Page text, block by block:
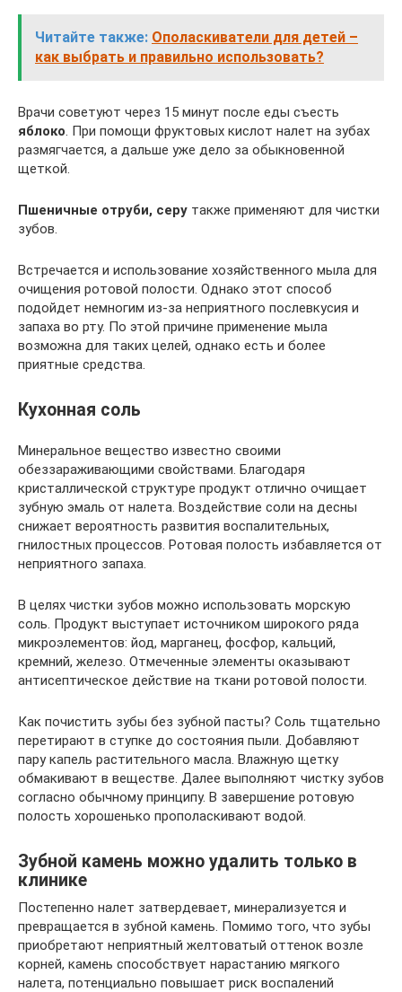
Читайте также: Ополаскиватели для детей –
как выбрать и правильно использовать?
Врачи советуют через 15 минут после еды съесть
яблоко . При помощи фруктовых кислот налет на зубах
размягчается, а дальше уже дело за обыкновенной
щеткой.
Пшеничные отруби, серу также применяют для чистки
зубов.
Встречается и использование хозяйственного мыла для
очищения ротовой полости. Однако этот способ
подойдет немногим из-за неприятного послевкусия и
запаха во рту. По этой причине применение мыла
возможна для таких целей, однако есть и более
приятные средства.
Кухонная соль
Минеральное вещество известно своими
обеззараживающими свойствами. Благодаря
кристаллической структуре продукт отлично очищает
зубную эмаль от налета. Воздействие соли на десны
снижает вероятность развития воспалительных,
гнилостных процессов. Ротовая полость избавляется от
неприятного запаха.
В целях чистки зубов можно использовать морскую
соль. Продукт выступает источником широкого ряда
микроэлементов: йод, марганец, фосфор, кальций,
кремний, железо. Отмеченные элементы оказывают
антисептическое действие на ткани ротовой полости.
Как почистить зубы без зубной пасты? Соль тщательно
перетирают в ступке до состояния пыли. Добавляют
пару капель растительного масла. Влажную щетку
обмакивают в веществе. Далее выполняют чистку зубов
согласно обычному принципу. В завершение ротовую
полость хорошенько прополаскивают водой.
Зубной камень можно удалить только в
клинике
Постепенно налет затвердевает, минерализуется и
превращается в зубной камень. Помимо того, что зубы
приобретают неприятный желтоватый оттенок возле
корней, камень способствует нарастанию мягкого
налета, потенциально повышает риск воспалений